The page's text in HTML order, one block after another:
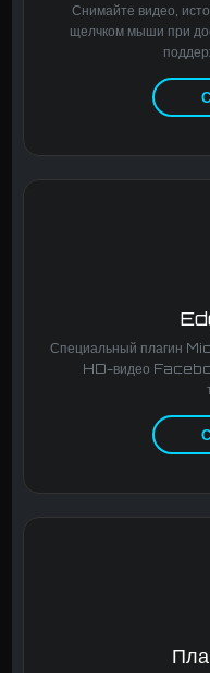
Снимайте видео,
щелчком мыши при
Специальный плагин
HD-видео